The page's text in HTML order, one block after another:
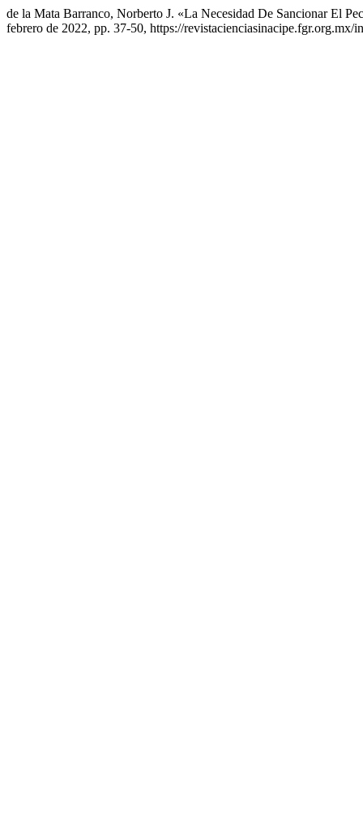
de la Mata Barranco, Norberto J. «La Necesidad De Sancionar El
febrero de 2022, pp. 37-50, https://revistacienciasinacipe.fgr.org.mx/